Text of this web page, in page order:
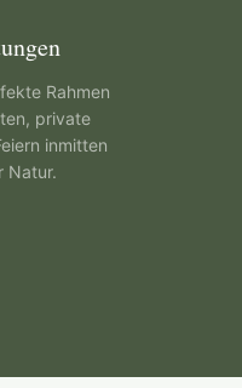
Rahmen
private
inmitten
Natur.